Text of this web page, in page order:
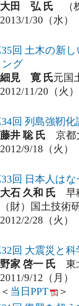
大田 弘 氏 （
2013/1/30（水）
回 土木の新
ング
細見 寛 氏元国
2012/11/20（火）
回 列島強靭
藤井 聡 氏 京都
2012/9/18（火）
回 日本人は
大石 久和 氏 早
（財）国土技術
2012/2/28（火）
回 大震災と科
野家 啓一 氏 東
2011/9/12（月）
＜ 当日PPT
＞